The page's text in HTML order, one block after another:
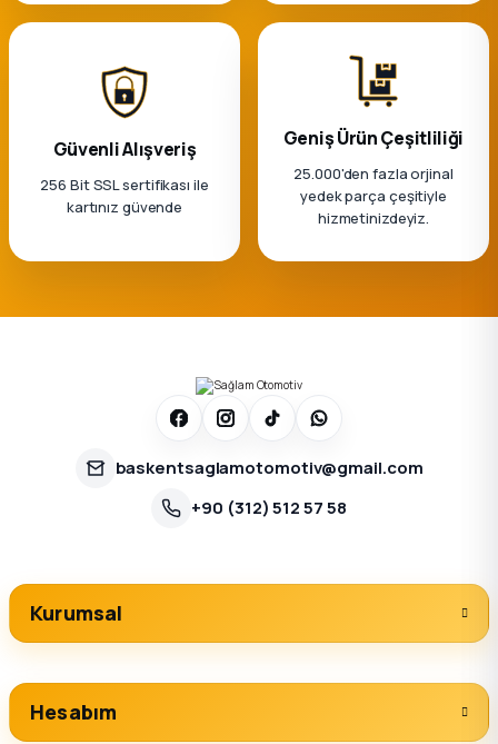
Güvenli Alışveriş
256 Bit SSL sertifikası ile
kartınız güvende
Geniş Ürün Çeşitliliği
25.000'den fazla orjinal
yedek parça çeşitiyle
hizmetinizdeyiz.
baskentsaglamotomotiv@gmail.com
+90 (312) 512 57 58
Kurumsal
Hesabım